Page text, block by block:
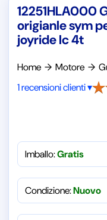
12251HLA000
origianle sym
joyride lc 4t
Home → Motore →
1 recensioni clienti ▾
Imballo:Gratis
Condizione:Nuovo